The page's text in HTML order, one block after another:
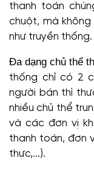
thanh toán
chuột, mà
như truyền thống.
Đa dạng chủ thể
thống chỉ có 2
người bán thì
nhiều chủ thể
và các đơn vị
thanh toán, đơn
thực,...).